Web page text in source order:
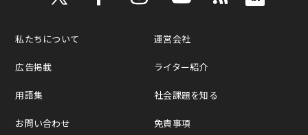
私たちについて
広告掲載
用語集
お問い合わせ
運営会社
ライター紹介
社会課題を知る
免責事項